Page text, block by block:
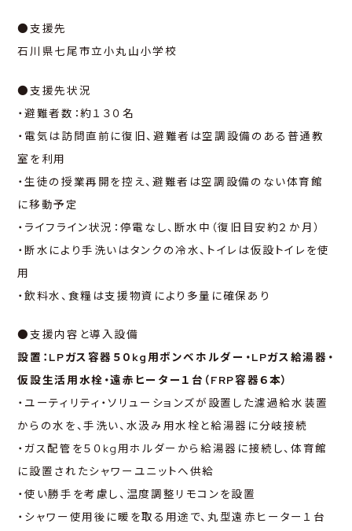
●支援先
石川県七尾市立小丸山小学校
●支援先状況
・避難者数：約１３０名
・電気は訪問直前に復旧、避難者は空調設備のある普通教
室を利用
・生徒の授業再開を控え、避難者は空調設備のない体育館
に移動予定
・ライフライン状況：停電なし、断水中（復旧目安約２か月）
・断水により手洗いはタンクの冷水、トイレは仮設トイレを使
用
・飲料水、食糧は支援物資により多量に確保あり
●支援内容と導入設備
設置：LPガス容器５０kg用ボンベホルダー・LPガス給湯器・
仮設生活用水栓・遠赤ヒーター１台（FRP容器６本）
・ユーティリティ・ソリューションズが設置した濾過給水装置
からの水を、手洗い、水汲み用水栓と給湯器に分岐接続
・ガス配管を５０kg用ホルダーから給湯器に接続し、体育館
に設置されたシャワーユニットへ供給
・使い勝手を考慮し、温度調整リモコンを設置
・シャワー使用後に暖を取る用途で、丸型遠赤ヒーター１台